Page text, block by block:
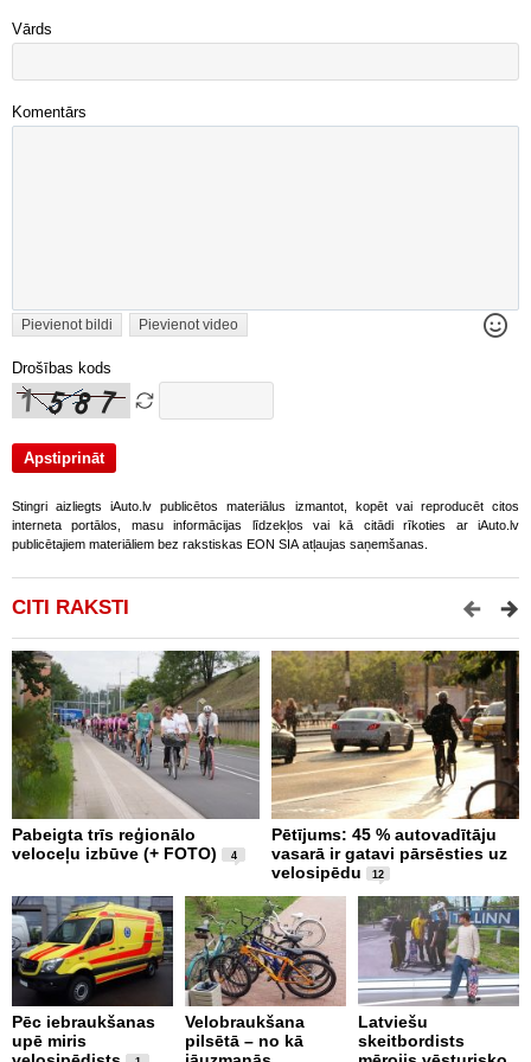
Vārds
Komentārs
Pievienot bildi Pievienot video
Drošības kods
Stingri aizliegts iAuto.lv publicētos materiālus izmantot, kopēt vai reproducēt citos
interneta portālos, masu informācijas līdzekļos vai kā citādi rīkoties ar iAuto.lv
publicētajiem materiāliem bez rakstiskas EON SIA atļaujas saņemšanas.
CITI RAKSTI
Pabeigta trīs reģionālo
veloceļu izbūve (+ FOTO)
4
Pētījums: 45 % autovadītāju
vasarā ir gatavi pārsēsties uz
velosipēdu
12
Pēc iebraukšanas
upē miris
Velobraukšana
pilsētā – no kā
Latviešu
skeitbordists